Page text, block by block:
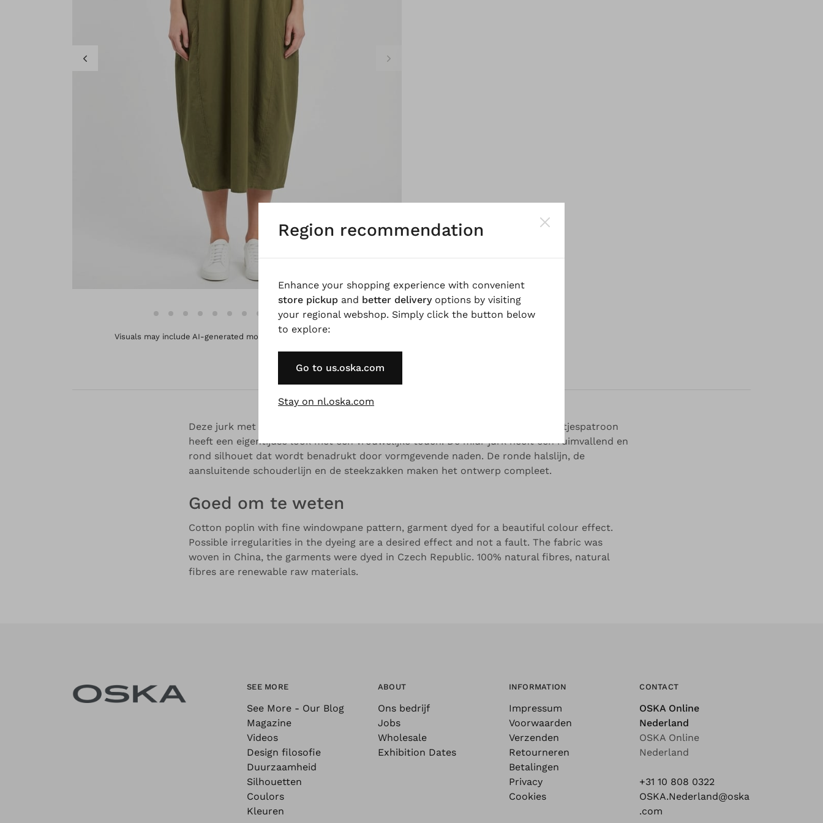
Visuals may include AI-generated models and colour variations.
Beschrijving Zorg informatie
Deze jurk met driekwart mouwen van puur katoenen popeline met een fijn ruitjespatroon
heeft een eigentijdse look met een vrouwelijke touch. De midi-jurk heeft een ruimvallend en
rond silhouet dat wordt benadrukt door vormgevende naden. De ronde halslijn, de
aansluitende schouderlijn en de steekzakken maken het ontwerp compleet.
Goed om te weten
Cotton poplin with fine windowpane pattern, garment dyed for a beautiful colour effect.
Possible irregularities in the dyeing are a desired effect and not a fault. The fabric was
woven in China, the garments were dyed in Czech Republic. 100% natural fibres, natural
fibres are renewable raw materials.
SEE MORE
See More - Our Blog
Magazine
Videos
Design filosofie
Duurzaamheid
Silhouetten
Coulors
Kleuren
ABOUT
Ons bedrijf
Jobs
Wholesale
Exhibition Dates
INFORMATION
Impressum
Voorwaarden
Verzenden
Retourneren
Betalingen
Privacy
Cookies
CONTACT
OSKA Online
Nederland
OSKA Online
Nederland
+31 10 808 0322
OSKA.Nederland@oska
.com
Region recommendation
Enhance your shopping experience with convenient
store pickup and better deliveryoptions by visiting
your regional webshop. Simply click the button below
to explore:
Go to us.oska.com
Stay on nl.oska.com